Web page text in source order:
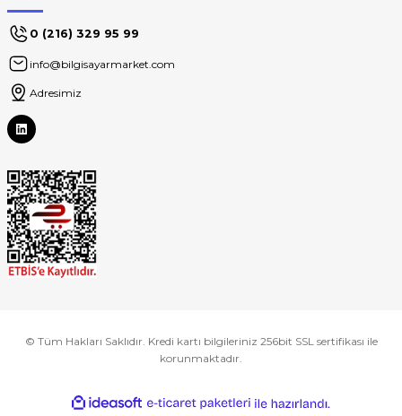
0 (216) 329 95 99
info@bilgisayarmarket.com
Adresimiz
© Tüm Hakları Saklıdır. Kredi kartı bilgileriniz 256bit SSL sertifikası ile
korunmaktadır.
ideasoft
e-